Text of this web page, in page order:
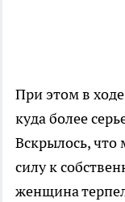
При этом в
куда более
Вскрылось,
силу к
женщина